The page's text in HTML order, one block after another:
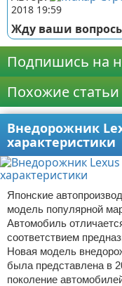
2018 19:59
Жду ваши
Подпишись на
Похожие статьи
Внедорожник
характеристики
Японские
модель популярной
Автомобиль
соответствием
Новая модель
была представлена в
поколение